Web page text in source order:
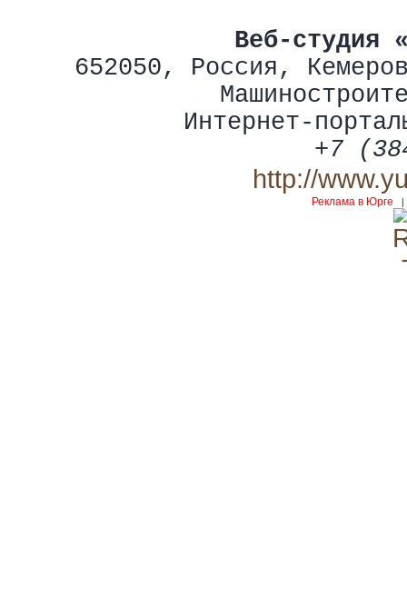
Веб-студия
652050, Россия ,
Интернет-
+7
http://
Реклама в Юрге